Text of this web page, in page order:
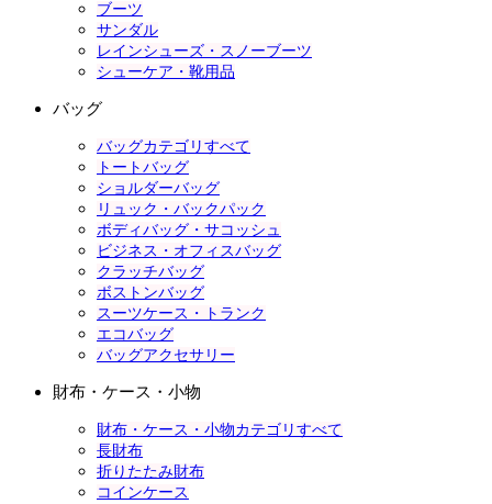
ブーツ
サンダル
レインシューズ・スノーブーツ
シューケア・靴用品
バッグ
バッグカテゴリすべて
トートバッグ
ショルダーバッグ
リュック・バックパック
ボディバッグ・サコッシュ
ビジネス・オフィスバッグ
クラッチバッグ
ボストンバッグ
スーツケース・トランク
エコバッグ
バッグアクセサリー
財布・ケース・小物
財布・ケース・小物カテゴリすべて
長財布
折りたたみ財布
コインケース